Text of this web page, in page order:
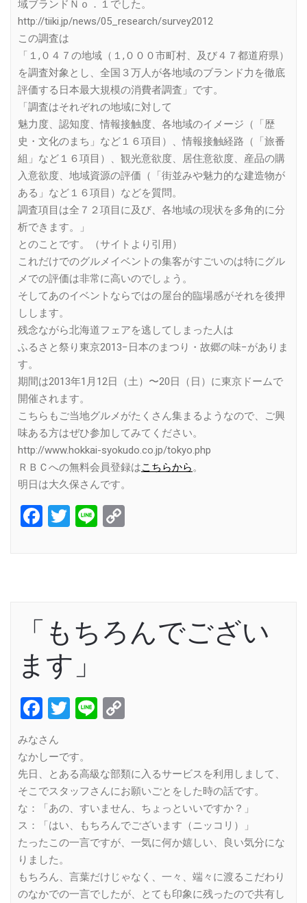
域ブランドＮｏ．１でした。
http://tiiki.jp/news/05_research/survey2012
この調査は
「１,０４７の地域（１,０００市町村、及び４７都道府県）
を調査対象とし、全国３万人が各地域のブランド力を徹底
評価する日本最大規模の消費者調査」です。
「調査はそれぞれの地域に対して
魅力度、認知度、情報接触度、各地域のイメージ（「歴
史・文化のまち」など１６項目）、情報接触経路（「旅番
組」など１６項目）、観光意欲度、居住意欲度、産品の購
入意欲度、地域資源の評価（「街並みや魅力的な建造物が
ある」など１６項目）などを質問。
調査項目は全７２項目に及び、各地域の現状を多角的に分
析できます。」
とのことです。（サイトより引用）
これだけでのグルメイベントの集客がすごいのは特にグル
メでの評価は非常に高いのでしょう。
そしてあのイベントならではの屋台的臨場感がそれを後押
しします。
残念ながら北海道フェアを逃してしまった人は
ふるさと祭り東京2013−日本のまつり・故郷の味−がありま
す。
期間は2013年1月12日（土）〜20日（日）に東京ドームで
開催されます。
こちらもご当地グルメがたくさん集まるようなので、ご興
味ある方はぜひ参加してみてください。
http://www.hokkai-syokudo.co.jp/tokyo.php
ＲＢＣへの無料会員登録はこちらから。
明日は大久保さんです。
Facebook
Twitter
Line
「もちろんでござい
ます」
Facebook
Twitter
Line
みなさん
なかしーです。
先日、とある高級な部類に入るサービスを利用しまして、
そこでスタッフさんにお願いごとをした時の話です。
な：「あの、すいません、ちょっといいですか？」
ス：「はい、もちろんでございます（ニッコリ）」
たったこの一言ですが、一気に何か嬉しい、良い気分にな
りました。
もちろん、言葉だけじゃなく、一々、端々に渡るこだわり
のなかでの一言でしたが、とても印象に残ったので共有し